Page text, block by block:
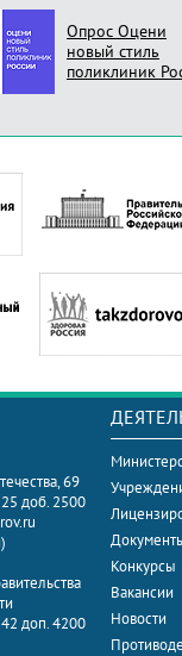
Опрос Оцени
новый стиль
поликлиник
69
доб. 2500
доп. 4200
Конкурсы
Вакансии
Новости